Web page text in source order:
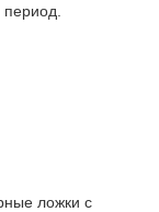
ложки с